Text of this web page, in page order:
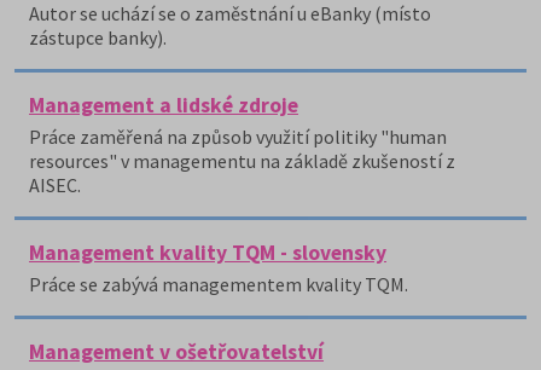
Autor se uchází se o zaměstnání u eBanky (místo
zástupce banky).
Management a lidské zdroje
Práce zaměřená na způsob využití politiky "human
resources" v managementu na základě zkušeností z
AISEC.
Management kvality TQM - slovensky
Práce se zabývá managementem kvality TQM.
Management v ošetřovatelství